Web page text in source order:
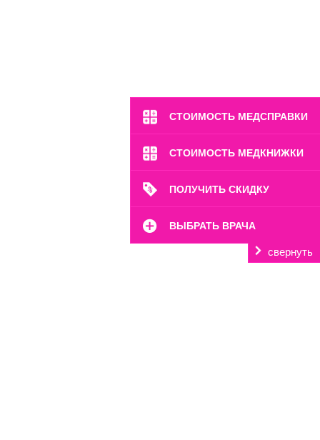
СТОИМОСТЬ МЕДСПРАВКИ
СТОИМОСТЬ МЕДКНИЖКИ
ПОЛУЧИТЬ СКИДКУ
ВЫБРАТЬ ВРАЧА
свернуть